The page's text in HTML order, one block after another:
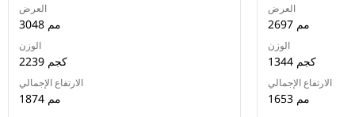
العرض
3048 مم
الوزن
2239 كجم
الارتفاع الإجمالي
1874 مم
العرض
2697 مم
الوزن
1344 كجم
الارتفاع الإجمالي
1653 مم